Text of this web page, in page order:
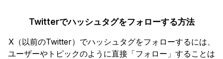
Twitterでハッシュタグをフォローする方法
X（以前のTwitter）でハッシュタグをフォローするには、
ユーザーやトピックのように直接「フォロー」することは